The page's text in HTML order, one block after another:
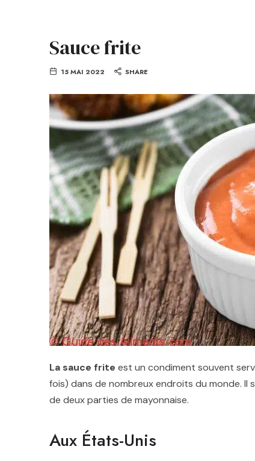
Sauce frite
15 MAI 2022 SHARE
La sauce frite est un condiment souvent
fois) dans de nombreux endroits du monde. Il
de deux parties de mayonnaise.
Aux États-Unis